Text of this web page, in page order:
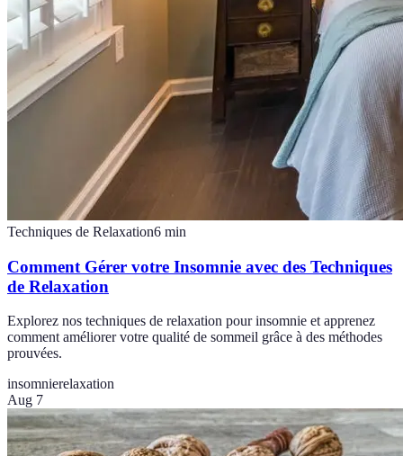
Techniques de Relaxation6 min
Comment Gérer votre Insomnie avec des Techniques
de Relaxation
Explorez nos techniques de relaxation pour insomnie et apprenez
comment améliorer votre qualité de sommeil grâce à des méthodes
prouvées.
insomnierelaxation
Aug 7